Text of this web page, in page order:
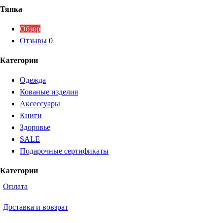
Тяпка
Обзор
Отзывы 0
Категории
Одежда
Кованые изделия
Аксессуары
Книги
Здоровье
SALE
Подарочные сертификаты
Категории
Оплата
Доставка и вовзрат